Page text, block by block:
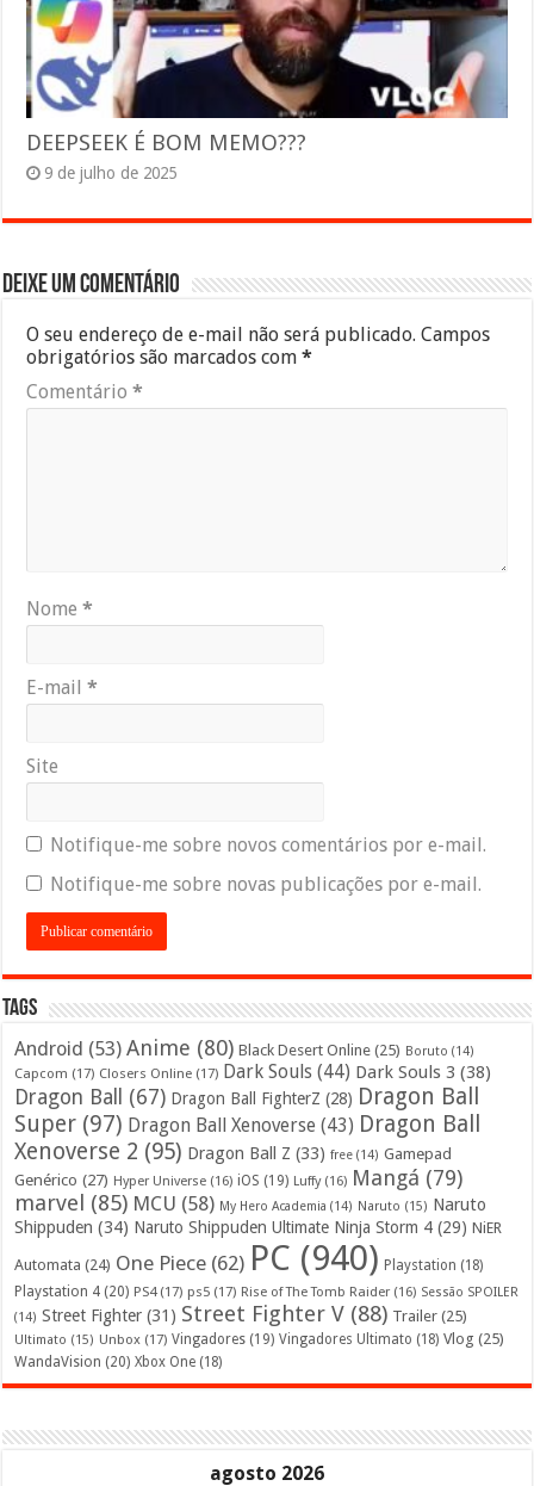
DEEPSEEK É BOM MEMO???
9 de julho de 2025
Deixe um comentário
O seu endereço de e-mail não será publicado. Campos
obrigatórios são marcados com*
Comentário*
Nome*
E-mail*
Site
Notifique-me sobre novos comentários por e-mail.
Notifique-me sobre novas publicações por e-mail.
Tags
Android (53) Anime (80) Black Desert Online (25) Boruto (14)
Capcom (17) Closers Online (17) Dark Souls (44) Dark Souls 3 (38)
Dragon Ball (67) Dragon Ball FighterZ (28) Dragon Ball
Super (97) Dragon Ball Xenoverse (43) Dragon Ball
Xenoverse 2 (95) Dragon Ball Z (33) free (14) Gamepad
Genérico (27) Hyper Universe (16) iOS (19) Luffy(16) Mangá (79)
marvel (85) MCU (58) My Hero Academia (14) Naruto (15) Naruto
Shippuden (34) Naruto Shippuden Ultimate Ninja Storm 4 (29) NiER
Automata (24) One Piece (62) PC (940) Playstation (18)
Playstation 4 (20) PS4(17) ps5 (17) Rise of The Tomb Raider (16) Sessão SPOILER
(14) Street Fighter (31) Street Fighter V (88) Trailer (25)
Ultimato (15) Unbox (17) Vingadores (19) Vingadores Ultimato (18) Vlog (25)
WandaVision (20) Xbox One (18)
agosto 2026